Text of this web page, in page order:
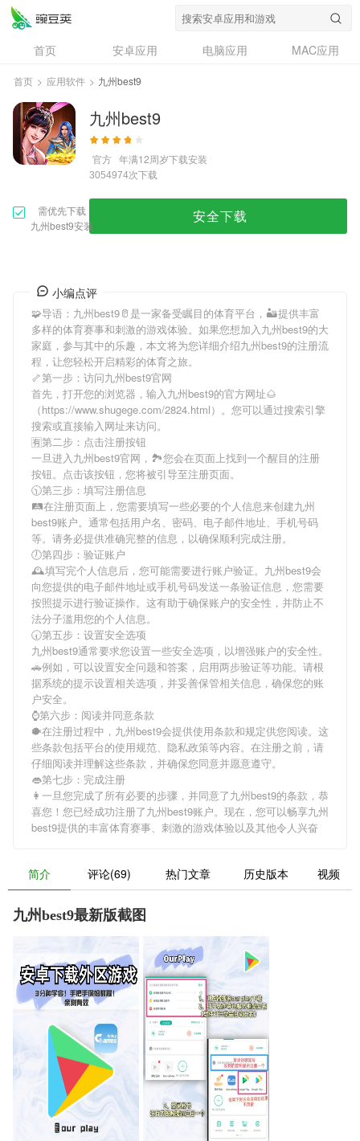
首页 安卓应用 电脑应用
MAC应用
资讯
专题
问答
首页 > 应用软件 > 九州best9
九州best9
官方 年满12周岁下载安装
3054974次下载
需优先下载
九州best9安装
安全下载
小编点评
🧩导语： 九州best9🥛是一家备受瞩目的体育平台，🏜提供丰富
多样的体育赛事和刺激的游戏体验。如果您想加入九州best9的大
家庭，参与其中的乐趣，本文将为您详细介绍九州best9的注册流
程，让您轻松开启精彩的体育之旅。
🦴第一步：访问九州best9官网
首先，打开您的浏览器，输入九州best9的官方网址🌰
（https://www.shugege.com/2824.html）。您可以通过搜索引擎
搜索或直接输入网址来访问。
🈶第二步：点击注册按钮
一旦进入九州best9官网，🏞您会在页面上找到一个醒目的注册
按钮。点击该按钮，您将被引导至注册页面。
🕥第三步：填写注册信息
🛤在注册页面上，您需要填写一些必要的个人信息来创建九州
best9账户。通常包括用户名、密码、电子邮件地址、手机号码
等。请务必提供准确完整的信息，以确保顺利完成注册。
🕖第四步：验证账户
🕰填写完个人信息后，您可能需要进行账户验证。 九州best9会
向您提供的电子邮件地址或手机号码发送一条验证信息，您需要
按照提示进行验证操作。这有助于确保账户的安全性，并防止不
法分子滥用您的个人信息。
🕢第五步：设置安全选项
九州best9通常要求您设置一些安全选项，以增强账户的安全性。
🚗例如，可以设置安全问题和答案，启用两步验证等功能。请根
据系统的提示设置相关选项，并妥善保管相关信息，确保您的账
户安全。
⌚️第六步：阅读并同意条款
🐡在注册过程中， 九州best9会提供使用条款和规定供您阅读。这
些条款包括平台的使用规范、隐私政策等内容。在注册之前，请
仔细阅读并理解这些条款，并确保您同意并愿意遵守。
👄第七步：完成注册
👩一旦您完成了所有必要的步骤，并同意了九州best9的条款，恭
喜您！您已经成功注册了九州best9账户。现在，您可以畅享九州
best9提供的丰富体育赛事、刺激的游戏体验以及其他令人兴奋
简介 评论(69) 热门文章 历史版本 视频
九州best9最新版截图